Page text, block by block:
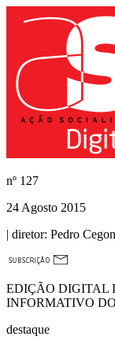
nº 127
24 Agosto 2015
| diretor: Pedro
EDIÇÃO DIGITAL
INFORMATIVO
destaque